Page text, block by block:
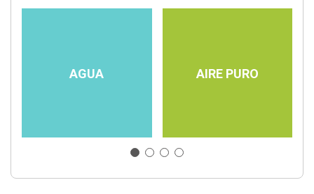
AGUA AIRE PURO